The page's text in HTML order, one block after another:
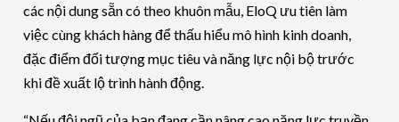
các nội dung sẵn có theo khuôn mẫu, EloQ ưu tiên làm
việc cùng khách hàng để thấu hiểu mô hình kinh doanh,
đặc điểm đối tượng mục tiêu và năng lực nội bộ trước
khi đề xuất lộ trình hành động.